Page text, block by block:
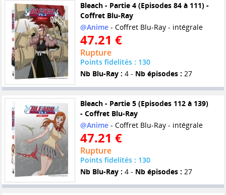
Bleach - Partie 4 (Episodes 84 à 111) -
Coffret Blu-Ray
@Anime- Coffret Blu-Ray - intégrale
47.21 €
Rupture
Points fidelités : 130
Nb Blu-Ray : 4 - Nb épisodes : 27
Bleach - Partie 5 (Episodes 112 à 139)
- Coffret Blu-Ray
@Anime- Coffret Blu-Ray - intégrale
47.21 €
Rupture
Points fidelités : 130
Nb Blu-Ray : 4 - Nb épisodes : 27